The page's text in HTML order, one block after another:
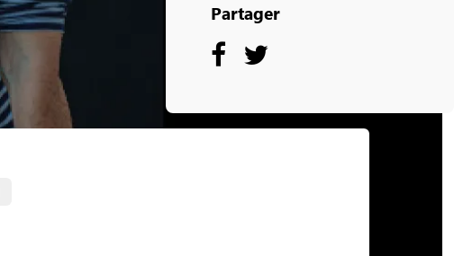
Partager